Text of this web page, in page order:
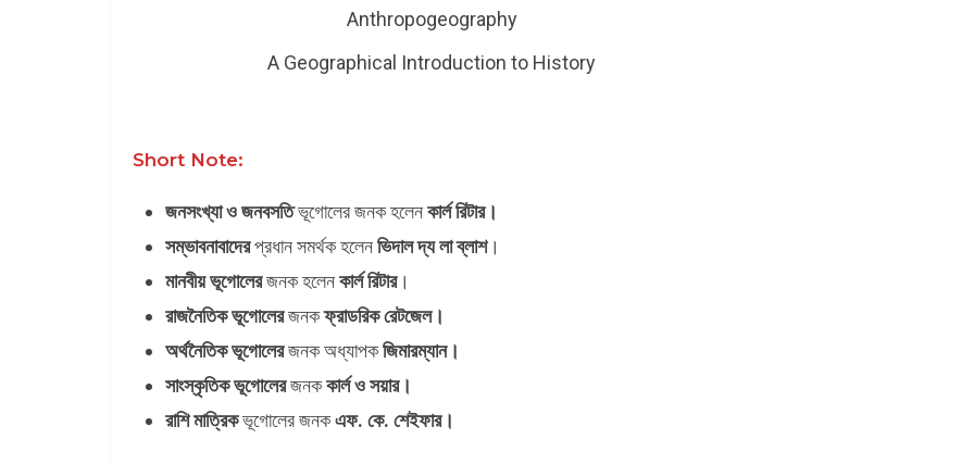
Anthropogeography
A Geographical Introduction to History
Short Note:
জনসংখ্যা ও জনবসতিভূগোলের জনক হলেনকার্ল রিটার।
সম্ভাবনাবাদেরপ্রধান সমর্থক হলেনভিদাল দ্য লা ব্লাশ।
মানবীয় ভূগোলেরজনক হলেনকার্ল রিটার।
রাজনৈতিক ভূগোলেরজনকফ্রাডরিক রেটজেল।
অর্থনৈতিক ভূগোলেরজনক অধ্যাপকজিমারম্যান।
সাংস্কৃতিক ভূগোলেরজনককার্ল ও সয়ার।
রাশি মাত্রিকভূগোলের জনকএফ. কে. শেইফার।